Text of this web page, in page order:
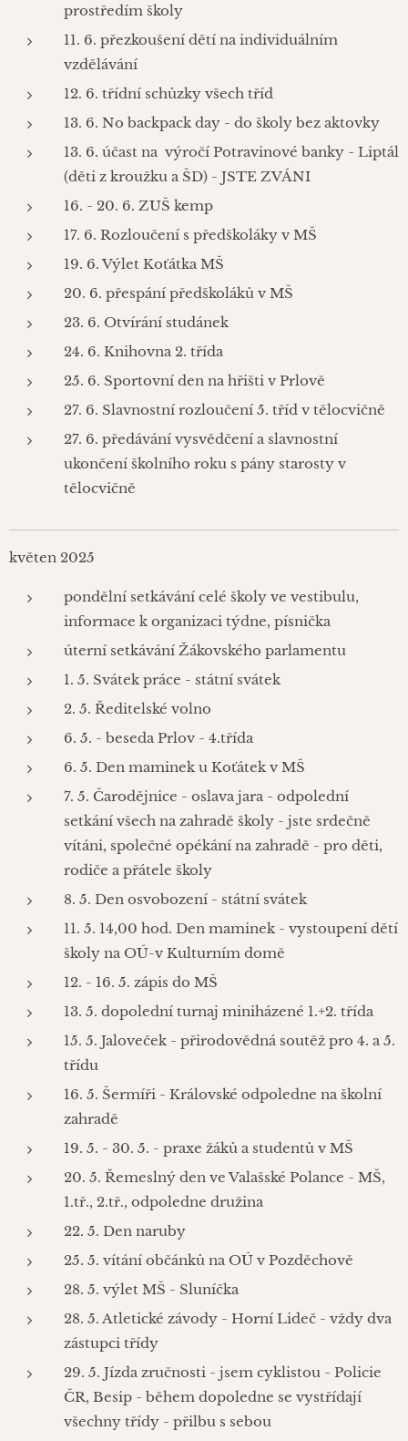
prostředím školy
11. 6. přezkoušení dětí na individuálním
vzdělávání
12. 6. třídní schůzky všech tříd
13. 6. No backpack day - do školy bez aktovky
13. 6. účast na výročí Potravinové banky - Liptál
(děti z kroužku a ŠD) - JSTE ZVÁNI
16. - 20. 6. ZUŠ kemp
17. 6. Rozloučení s předškoláky v MŠ
19. 6. Výlet Koťátka MŠ
20. 6. přespání předškoláků v MŠ
23. 6. Otvírání studánek
24. 6. Knihovna 2. třída
25. 6. Sportovní den na hřišti v Prlově
27. 6. Slavnostní rozloučení 5. tříd v tělocvičně
27. 6. předávání vysvědčení a slavnostní
ukončení školního roku s pány starosty v
tělocvičně
květen 2025
pondělní setkávání celé školy ve vestibulu,
informace k organizaci týdne, písnička
úterní setkávání Žákovského parlamentu
1. 5. Svátek práce - státní svátek
2. 5. Ředitelské volno
6. 5. - beseda Prlov - 4.třída
6. 5. Den maminek u Koťátek v MŠ
7. 5. Čarodějnice - oslava jara - odpolední
setkání všech na zahradě školy - jste srdečně
vítáni, společné opékání na zahradě - pro děti,
rodiče a přátele školy
8. 5. Den osvobození - státní svátek
11. 5. 14,00 hod. Den maminek - vystoupení dětí
školy na OÚ-v Kulturním domě
12. - 16. 5. zápis do MŠ
13. 5. dopolední turnaj miniházené 1.+2. třída
15. 5. Jaloveček - přirodovědná soutěž pro 4. a 5.
třídu
16. 5. Šermíři - Královské odpoledne na školní
zahradě
19. 5. - 30. 5. - praxe žáků a studentů v MŠ
20. 5. Řemeslný den ve Valašské Polance - MŠ,
1.tř., 2.tř., odpoledne družina
22. 5. Den naruby
25. 5. vítání občánků na OÚ v Pozděchově
28. 5. výlet MŠ - Sluníčka
28. 5. Atletické závody - Horní Lideč - vždy dva
zástupci třídy
29. 5. Jízda zručnosti - jsem cyklistou - Policie
ČR, Besip - během dopoledne se vystřídají
všechny třídy - přilbu s sebou